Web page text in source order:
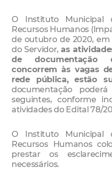
O Instituto Municipal
Recursos Humanos
de outubro de 2020,
do Servidor,as
de documentação
concorrem às vagas
rede pública, estão
documentação
seguintes, conforme
atividades do Edital 78/
O Instituto Municipal
Recursos Humanos
prestar os
necessários.